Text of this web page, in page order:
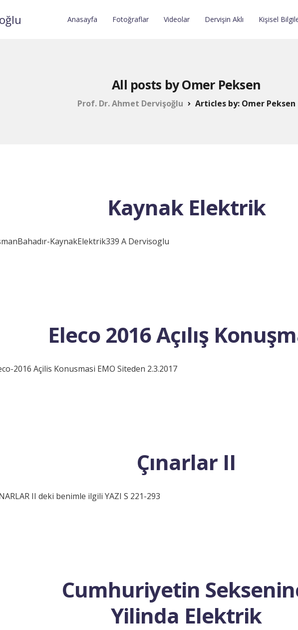
Anasayfa Fotoğraflar Videolar Dervişin Aklı Kişisel
All posts by Omer Peksen
Prof. Dr. Ahmet Dervişoğlu Articles by: Omer Peksen
Kaynak Elektrik
KaynakElektrik339 A Dervisoglu
Eleco 2016 Açılış
2016 Açilis Konusmasi EMO Siteden 2.3.2017
Çınarlar II
II deki benimle ilgili YAZI S 221-293
Cumhuriyetin
Yilinda Elektrik